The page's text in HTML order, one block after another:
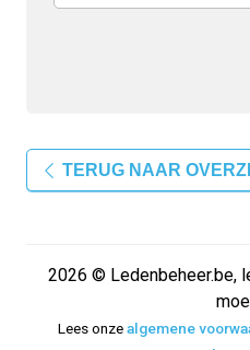
TERUG NAAR
2026 © Ledenbeheer.be,
Lees onzealgemene